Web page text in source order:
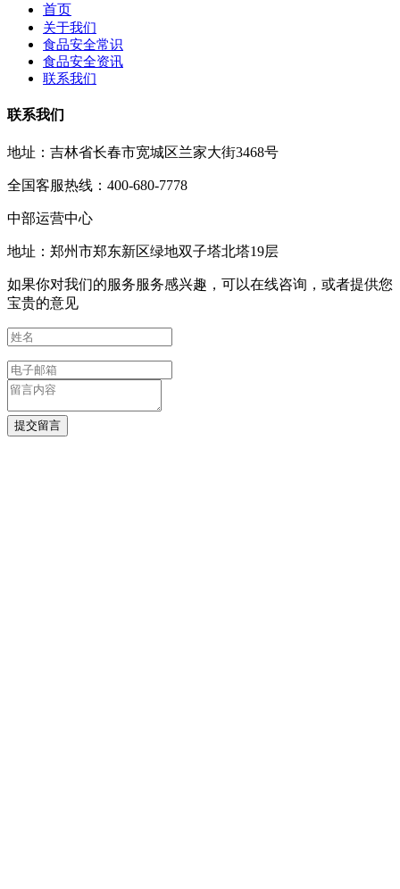
首页
关于我们
食品安全常识
食品安全资讯
联系我们
联系我们
地址：吉林省长春市宽城区兰家大街3468号
全国客服热线：400-680-7778
中部运营中心
地址：郑州市郑东新区绿地双子塔北塔19层
如果你对我们的服务服务感兴趣，可以在线咨询，或者提供您
宝贵的意见
提交留言